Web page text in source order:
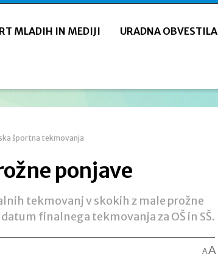
MLADIH IN MEDIJI URADNA OBVESTILA
športna tekmovanja
ponjave
tekmovanj v skokih z male prožne
finalnega tekmovanja za OŠ in SŠ.
AA